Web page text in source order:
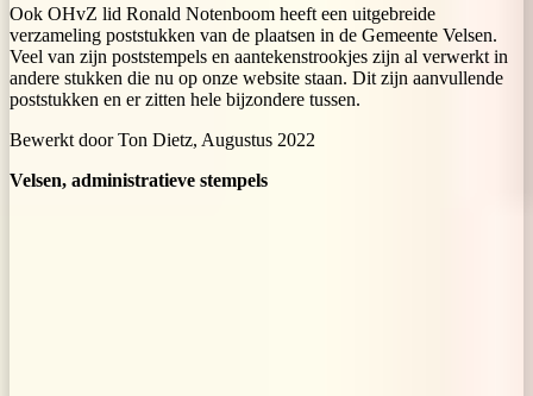
Ook OHvZ lid Ronald Notenboom heeft een uitgebreide
verzameling poststukken van de plaatsen in de Gemeente Velsen.
Veel van zijn poststempels en aantekenstrookjes zijn al verwerkt in
andere stukken die nu op onze website staan. Dit zijn aanvullende
poststukken en er zitten hele bijzondere tussen.
Bewerkt door Ton Dietz, Augustus 2022
Velsen, administratieve stempels